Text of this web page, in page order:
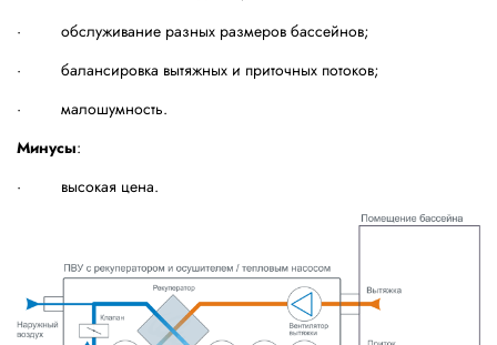
· обслуживание разных размеров бассейнов;
· балансировка вытяжных и приточных потоков;
· малошумность.
Минусы:
· высокая цена.